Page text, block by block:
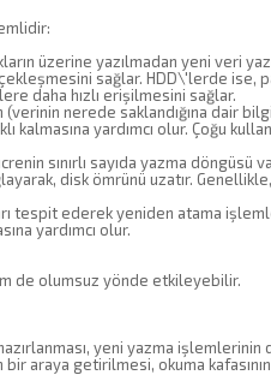
üzerine yazılmadan yeni veri
sağlar. HDD\'lerde ise,
daha hızlı erişilmesini sağlar.
nerede saklandığına dair
yardımcı olur. Çoğu
sınırlı sayıda yazma döngüsü
disk ömrünü uzatır.
tespit ederek yeniden atama
yardımcı olur.
de olumsuz yönde etkileyebilir.
yeni yazma
bir araya getirilmesi, okuma